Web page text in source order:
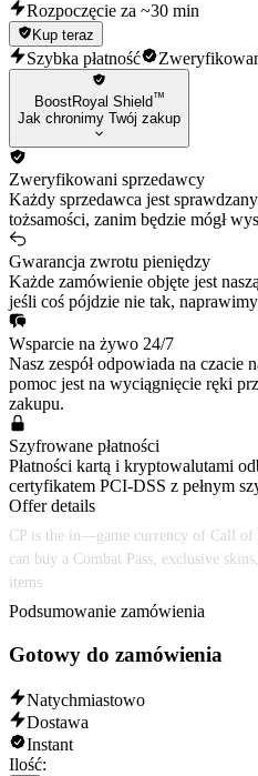
Rozpoczęcie za ~30 min
Kup teraz
Szybka płatność
BoostRoyal Shield™
Jak chronimy Twój zakup
Zweryfikowani sprzedawcy
Każdy sprzedawca jest
tożsamości, zanim będzie mógł
Gwarancja zwrotu pieniędzy
Każde zamówienie objęte jest
jeśli coś pójdzie nie tak,
Wsparcie na żywo 24/7
Nasz zespół odpowiada na czacie
pomoc jest na wyciągnięcie ręki
zakupu.
Szyfrowane płatności
Płatności kartą i kryptowalutami
certyfikatem PCI-DSS z pełnym
Offer details
CP is the in—game currency of Call
can buy a Combat Pass, exclusive
items
Podsumowanie zamówienia
Gotowy do zamówienia
Natychmiastowo
Dostawa
Instant
Ilość: